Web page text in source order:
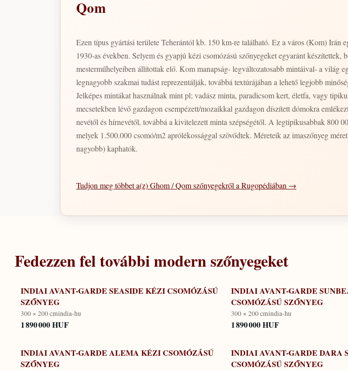
Qom
Ezen típus gyártási területe Teherántól kb. 150 km-re található. Ez a város (Kom) Irán
1930-as években. Selyem és gyapjú kézi csomózású szőnyegeket egyaránt
mesterműhelyeiben állítottak elő. Kom manapság- legváltozatosabb mintáival- a világ
legnagyobb szakmai tudást reprezentálják, továbbá textúrájában a lehető legjobb
Jelképes mintákat használnak mint pl; vadász minta, paradicsom kert, életfa, vagy
mecsetekben lévő gazdagon csempézett/mozaikkal gazdagon díszített dómokra
nevétől és hírnevétől, továbbá a kivitelezett minta szépségétől. A legtipikusabbak 800 000 -1100 000 csomó/m2 sűrűségűek, habár léteznek igazán páratlan darabok,
melyek 1.500.000 csomó/m2 aprólékossággal szövődtek. Méreteik az imaszőnyeg
nagyobb) kaphatók.
Tudjon meg többet a(z) Ghom / Qom szőnyegekről a Rugopédiában →
Fedezzen fel továbbimodernszőnyegeket
INDIAI AVANT-GARDE SEASIDE KÉZI CSOMÓZÁSÚ
SZŐNYEG
300 × 200 cmindia-hu
1 890 000 HUF
INDIAI AVANT-GARDE
CSOMÓZÁSÚ SZŐNYEG
300 × 200 cmindia-hu
1 890 000 HUF
INDIAI AVANT-GARDE ALEMA KÉZI CSOMÓZÁSÚ
SZŐNYEG
INDIAI AVANT-GARDE DARA
CSOMÓZÁSÚ SZŐNYEG